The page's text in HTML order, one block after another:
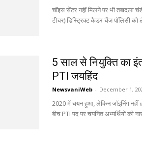
चॉइस सेंटर नहीं मिलने पर भी तबादला
टीचर) डिस्ट्रिक्ट कैडर चेंज पॉलिसी को
5 साल से नियुक्ति का
PTI जयहिंद
NewsvaniWeb - December 1,
2020 में चयन हुआ, लेकिन जॉइनिंग नहीं
बीच PTI पद पर चयनित अभ्यर्थियों की